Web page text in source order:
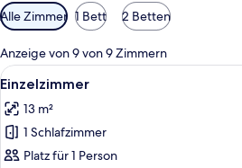
Verfügbare
Filter
für
Zimmer
Alle Zimmer 1 Bett 2 Betten
Anzeige von 9 von 9 Zimmern
Alle
Fotos
für
Einzelzimmer
anzeigen
Ein
5
Einzelzimmer
13 m²
1 Schlafzimmer
Platz für 1 Person